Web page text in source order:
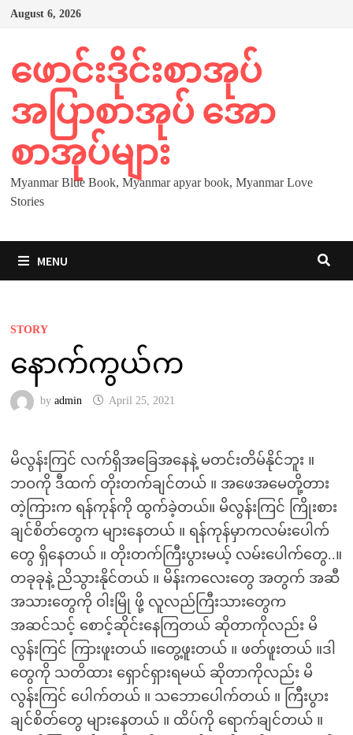
Skip
August 6, 2026
ဖောင်းဒိုင်းစာအုပ်
အပြာစာအုပ် အော
စာအုပ်များ
Myanmar Blue Book, Myanmar apyar book, Myanmar Love
Stories
MENU
STORY
နောက်ကွယ်က
by admin April 25, 2021
မိလွန်းကြင် လက်ရှိအခြေအနေနဲ့ မတင်းတိမ်နိုင်ဘူး ။
ဘဝကို ဒီထက် တိုးတက်ချင်တယ် ။ အဖေအမေတို့တား
တဲ့ကြားက ရန်ကုန်ကို ထွက်ခဲ့တယ်။ မိလွန်းကြင် ကြိုးစား
ချင်စိတ်တွေက များနေတယ် ။ ရန်ကုန်မှာကလမ်းပေါက်
တွေ ရှိနေတယ် ။ တိုးတက်ကြီးပွားမယ့် လမ်းပေါက်တွေ..။
တခုခုနဲ့ ညိသွားနိုင်တယ် ။ မိန်းကလေးတွေ အတွက် အဆီ
အသားတွေကို ဝါးမြို ဖို့ လူလည်ကြီးသားတွေက
အဆင်သင့် စောင့်ဆိုင်းနေကြတယ် ဆိုတာကိုလည်း မိ
လွန်းကြင် ကြားဖူးတယ် ။တွေ့ဖူးတယ် ။ ဖတ်ဖူးတယ် ။ဒါ
တွေကို သတိထား ရှောင်ရှားရမယ် ဆိုတာကိုလည်း မိ
လွန်းကြင် ပေါက်တယ် ။ သဘောပေါက်တယ် ။ ကြီးပွား
ချင်စိတ်တွေ များနေတယ် ။ ထိပ်ကို ရောက်ချင်တယ် ။